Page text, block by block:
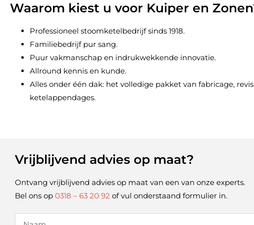
Waarom kiest u voor Kuiper en
Professioneel stoomketelbedrijf sinds 1918.
Familiebedrijf pur sang.
Puur vakmanschap en indrukwekkende innovatie.
Allround kennis en kunde.
Alles onder één dak: het volledige pakket van fabricage,
ketelappendages.
Vrijblijvend advies op maat?
Ontvang vrijblijvend advies op maat van een van onze experts.
Bel ons op 0318 – 63 20 92 of vul onderstaand formulier in.